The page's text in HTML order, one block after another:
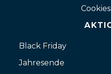
Black Friday
Jahresende